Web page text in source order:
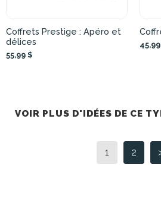
Coffrets Prestige : Apéro et
délices
55,99 $
VOIR PLUS D'IDÉES DE CE
1 2